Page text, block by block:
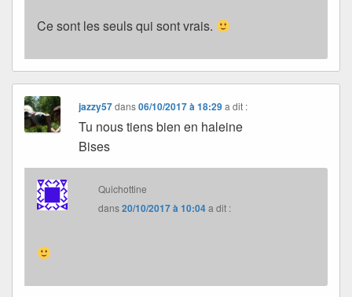
Ce sont les seuls qui sont vrais.
jazzy57dans06/10/2017 à 18:29 a dit :
Tu nous tiens bien en haleine
Bises
Quichottine
dans20/10/2017 à 10:04a dit :